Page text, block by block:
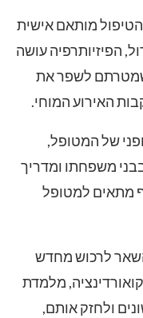
הטיפול מותאם אישית
הפיזיותרפיה עושה
שמטרתם לשפר את
האירוע המוחי.
של המטופל,
משפחתו ומדריך
מתאים למטופל
השאר לרכוש מחדש
מלמדת
ולחזק אותם,